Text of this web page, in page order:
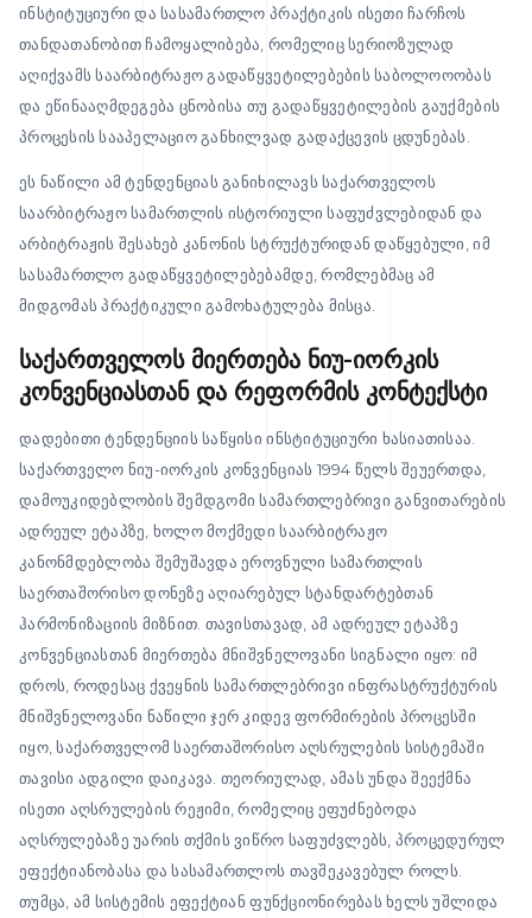
ინსტიტუციური და სასამართლო პრაქტიკის ისეთი ჩარჩოს
თანდათანობით ჩამოყალიბება, რომელიც სერიოზულად
აღიქვამს საარბიტრაჟო გადაწყვეტილებების საბოლოოობას
და ეწინააღმდეგება ცნობისა თუ გადაწყვეტილების გაუქმების
პროცესის სააპელაციო განხილვად გადაქცევის ცდუნებას.
ეს ნაწილი ამ ტენდენციას განიხილავს საქართველოს
საარბიტრაჟო სამართლის ისტორიული საფუძვლებიდან და
არბიტრაჟის შესახებ კანონის სტრუქტურიდან დაწყებული, იმ
სასამართლო გადაწყვეტილებებამდე, რომლებმაც ამ
მიდგომას პრაქტიკული გამოხატულება მისცა.
საქართველოს მიერთება ნიუ-იორკის
კონვენციასთან და რეფორმის კონტექსტი
დადებითი ტენდენციის საწყისი ინსტიტუციური ხასიათისაა.
საქართველო ნიუ-იორკის კონვენციას 1994 წელს შეუერთდა,
დამოუკიდებლობის შემდგომი სამართლებრივი განვითარების
ადრეულ ეტაპზე, ხოლო მოქმედი საარბიტრაჟო
კანონმდებლობა შემუშავდა ეროვნული სამართლის
საერთაშორისო დონეზე აღიარებულ სტანდარტებთან
ჰარმონიზაციის მიზნით. თავისთავად, ამ ადრეულ ეტაპზე
კონვენციასთან მიერთება მნიშვნელოვანი სიგნალი იყო: იმ
დროს, როდესაც ქვეყნის სამართლებრივი ინფრასტრუქტურის
მნიშვნელოვანი ნაწილი ჯერ კიდევ ფორმირების პროცესში
იყო, საქართველომ საერთაშორისო აღსრულების სისტემაში
თავისი ადგილი დაიკავა. თეორიულად, ამას უნდა შეექმნა
ისეთი აღსრულების რეჟიმი, რომელიც ეფუძნებოდა
აღსრულებაზე უარის თქმის ვიწრო საფუძვლებს, პროცედურულ
ეფექტიანობასა და სასამართლოს თავშეკავებულ როლს.
თუმცა, ამ სისტემის ეფექტიან ფუნქციონირებას ხელს უშლიდა